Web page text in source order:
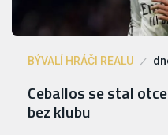
BÝVALÍ HRÁČI REALU
Ceballos se stal
bez klubu